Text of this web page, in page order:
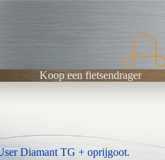
Koop een fietsendrager
Diamant TG + oprijgoot.